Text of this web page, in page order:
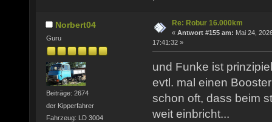
Norbert04
Guru
Beiträge: 2674
der Kipperfahrer
Fahrzeug: LD 3004
Re: Robur 16.000km
« Antwort #155 am: Mai 24,
17:41:32 »
und Funke ist
evtl. mal einen
schon oft, dass beim
weit einbricht...